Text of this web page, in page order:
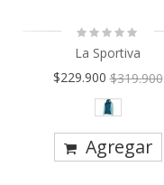
Rating:
0%
La Sportiva
$229.900 $319.900
Agregar